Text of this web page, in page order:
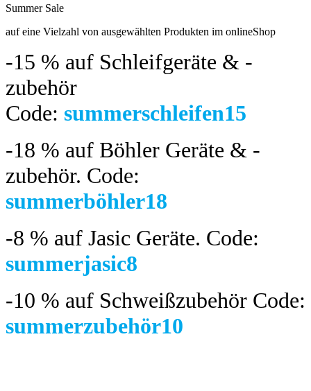
Summer Sale
auf eine Vielzahl von ausgewählten Produkten im onlineShop
-15 % auf Schleifgeräte & -
zubehör
Code: summerschleifen15
-18 % auf Böhler Geräte & -
zubehör. Code:
summerböhler18
-8 % auf Jasic Geräte. Code:
summerjasic8
-10 % auf Schweißzubehör Code:
summerzubehör10